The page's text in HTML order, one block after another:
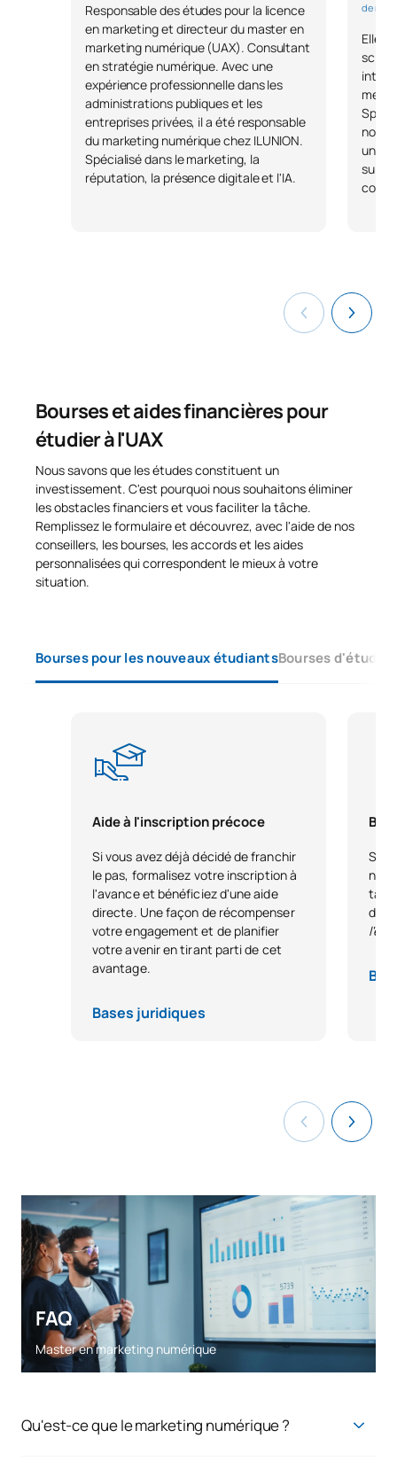
Responsable des études pour la licence
en marketing et directeur du master en
marketing numérique (UAX). Consultant
en stratégie numérique. Avec une
expérience professionnelle dans les
administrations publiques et les
entreprises privées, il a été responsable
du marketing numérique chez ILUNION.
Spécialisé dans le marketing, la
réputation, la présence digitale et l'IA.
de
Elle
sur le
Bourses et aides financières pour
étudier à l'UAX
Nous savons que les études constituent un
investissement. C'est pourquoi nous souhaitons éliminer
les obstacles financiers et vous faciliter la tâche.
Remplissez le formulaire et découvrez, avec l'aide de nos
conseillers, les bourses, les accords et les aides
personnalisées qui correspondent le mieux à votre
situation.
Bourses pour les nouveaux étudiantsBourses d'études
Aide à l'inscription précoce
Si vous avez déjà décidé de franchir
le pas, formalisez votre inscription à
l'avance et bénéficiez d'une aide
directe. Une façon de récompenser
votre engagement et de planifier
votre avenir en tirant parti de cet
avantage.
Bases juridiques
Si
FAQ
Master en marketing numérique
Qu'est-ce que le marketing numérique ?